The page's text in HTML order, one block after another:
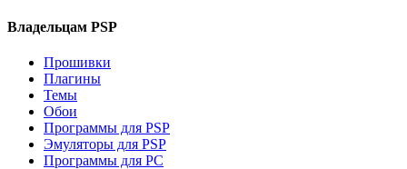
Владельцам PSP
Прошивки
Плагины
Темы
Обои
Программы для PSP
Эмуляторы для PSP
Программы для PC